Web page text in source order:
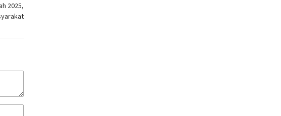
2025,